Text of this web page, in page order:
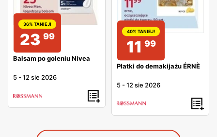
36% TANIEJ!
23 99
Balsam po goleniu Nivea
5 -12 sie 2026
40% TANIEJ!
11 99
Płatki do demakijażu ÉRNÈ
5 -12 sie 2026